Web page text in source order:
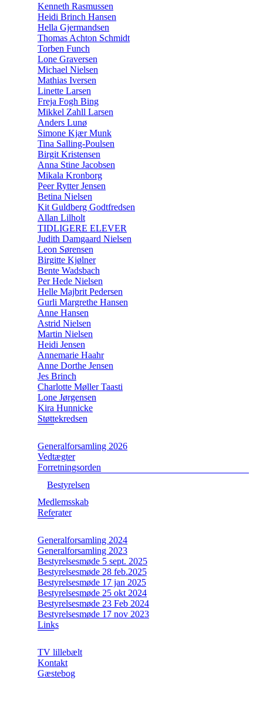
Kenneth Rasmussen
Heidi Brinch Hansen
Hella Gjermandsen
Thomas Achton Schmidt
Torben Funch
Lone Graversen
Michael Nielsen
Mathias Iversen
Linette Larsen
Freja Fogh Bing
Mikkel Zahll Larsen
Anders Lunø
Simone Kjær Munk
Tina Salling-Poulsen
Birgit Kristensen
Anna Stine Jacobsen
Mikala Kronborg
Peer Rytter Jensen
Betina Nielsen
Kit Guldberg Godtfredsen
Allan Lilholt
TIDLIGERE ELEVER
Judith Damgaard Nielsen
Leon Sørensen
Birgitte Kjølner
Bente Wadsbach
Per Hede Nielsen
Helle Majbrit Pedersen
Gurli Margrethe Hansen
Anne Hansen
Astrid Nielsen
Martin Nielsen
Heidi Jensen
Annemarie Haahr
Anne Dorthe Jensen
Jes Brinch
Charlotte Møller Taasti
Lone Jørgensen
Kira Hunnicke
Støttekredsen
Generalforsamling 2026
Vedtægter
Forretningsorden
Bestyrelsen
Medlemsskab
Referater
Generalforsamling 2024
Generalforsamling 2023
Bestyrelsesmøde 5 sept. 2025
Bestyrelsesmøde 28 feb.2025
Bestyrelsesmøde 17 jan 2025
Bestyrelsesmøde 25 okt 2024
Bestyrelsesmøde 23 Feb 2024
Bestyrelsesmøde 17 nov 2023
Links
TV lillebælt
Kontakt
Gæstebog